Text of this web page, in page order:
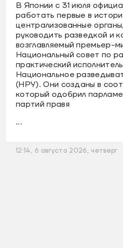
В Японии с 31 июля
работать первые в
централизованные
руководить разведкой и
возглавляемый премьер-
Национальный совет по
практический
Национальное
(НРУ). Они созданы в
который одобрил
партий правя
...
12:14, 6 августа 2026, четверг